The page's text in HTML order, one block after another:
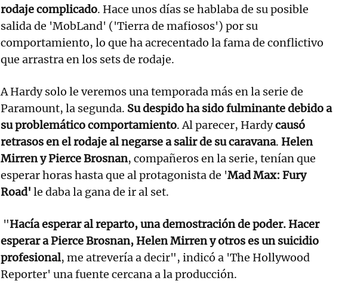
rodaje complicado. Hace unos días se hablaba de su posible
salida de 'MobLand' ('Tierra de mafiosos') por su
comportamiento, lo que ha acrecentado la fama de conflictivo
que arrastra en los sets de rodaje.
A Hardy solo le veremos una temporada más en la serie de
Paramount, la segunda. Su despido ha sido fulminante debido a
su problemático comportamiento. Al parecer, Hardycausó
retrasos en el rodaje al negarse a salir de su caravana. Helen
Mirren y Pierce Brosnan, compañeros en la serie, tenían que
esperar horas hasta que al protagonista de 'Mad Max: Fury
Road' le daba la gana de ir al set.
"Hacía esperar al reparto, una demostración de poder. Hacer
esperar a Pierce Brosnan, Helen Mirren y otros es un suicidio
profesional, me atrevería a decir", indicó a 'The Hollywood
Reporter' una fuente cercana a la producción.